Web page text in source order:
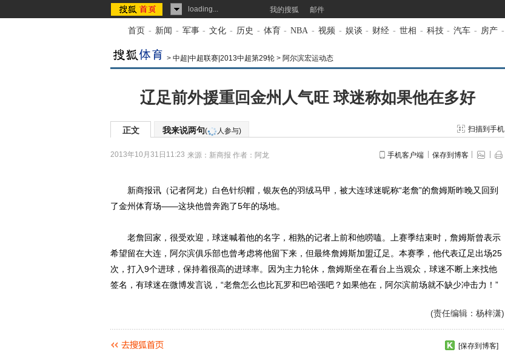
loading... 我的搜狐 邮件
首页 - 新闻 - 军事 - 文化 - 历史 - 体育 - NBA - 视频 - 娱谈 - 财经 - 世相 - 科技 - 汽车 - 房产 -
> 中超|中超联赛|2013中超第29轮 > 阿尔滨宏运动态
辽足前外援重回金州人气旺 球迷称如果他在多好
正文 我来说两句( 人参与) 扫描到手机
2013年10月31日11:23 来源： 新商报 作者：阿龙 手机客户端 保存到博客
新商报讯（记者阿龙）白色针织帽，银灰色的羽绒马甲，被大连球迷昵称“老詹”的詹姆斯昨晚又回到
了金州体育场——这块他曾奔跑了5年的场地。
老詹回家，很受欢迎，球迷喊着他的名字，相熟的记者上前和他唠嗑。上赛季结束时，詹姆斯曾表示
希望留在大连，阿尔滨俱乐部也曾考虑将他留下来，但最终詹姆斯加盟辽足。本赛季，他代表辽足出场25
次，打入9个进球，保持着很高的进球率。因为主力轮休，詹姆斯坐在看台上当观众，球迷不断上来找他
签名，有球迷在微博发言说，“老詹怎么也比瓦罗和巴哈强吧？如果他在，阿尔滨前场就不缺少冲击力！”
(责任编辑：杨梓潇)
[保存到博客]